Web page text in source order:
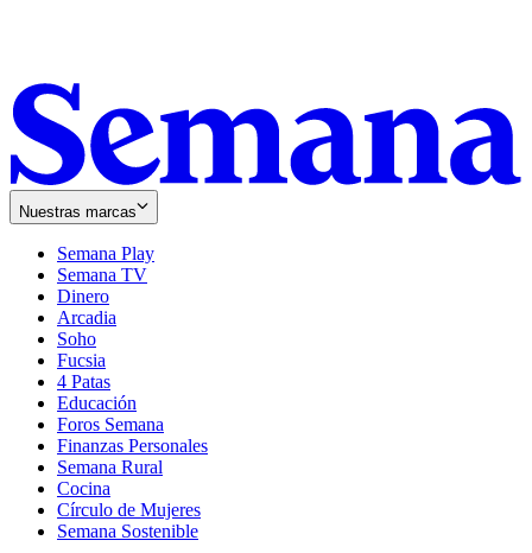
Nuestras marcas
Semana Play
Semana TV
Dinero
Arcadia
Soho
in
new
window
Fucsia
in
new
window
4 Patas
Educación
Foros Semana
Finanzas Personales
Semana Rural
Cocina
Círculo de Mujeres
Semana Sostenible